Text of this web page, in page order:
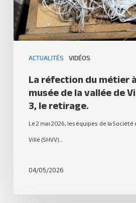
ACTUALITÉS VIDÉOS
La réfection du métier
musée de la vallée de
3, le retirage.
Le 2 mai 2026, les équipes de la
Villé (SHVV)…
04/05/2026